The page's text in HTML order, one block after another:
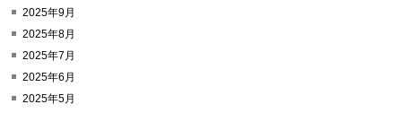
2025年9月
2025年8月
2025年7月
2025年6月
2025年5月